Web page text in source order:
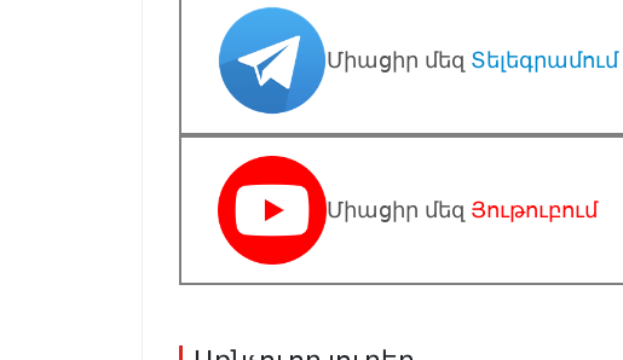
Միացիր մեզ Տելեգրամում
Միացիր մեզ Յութուբում